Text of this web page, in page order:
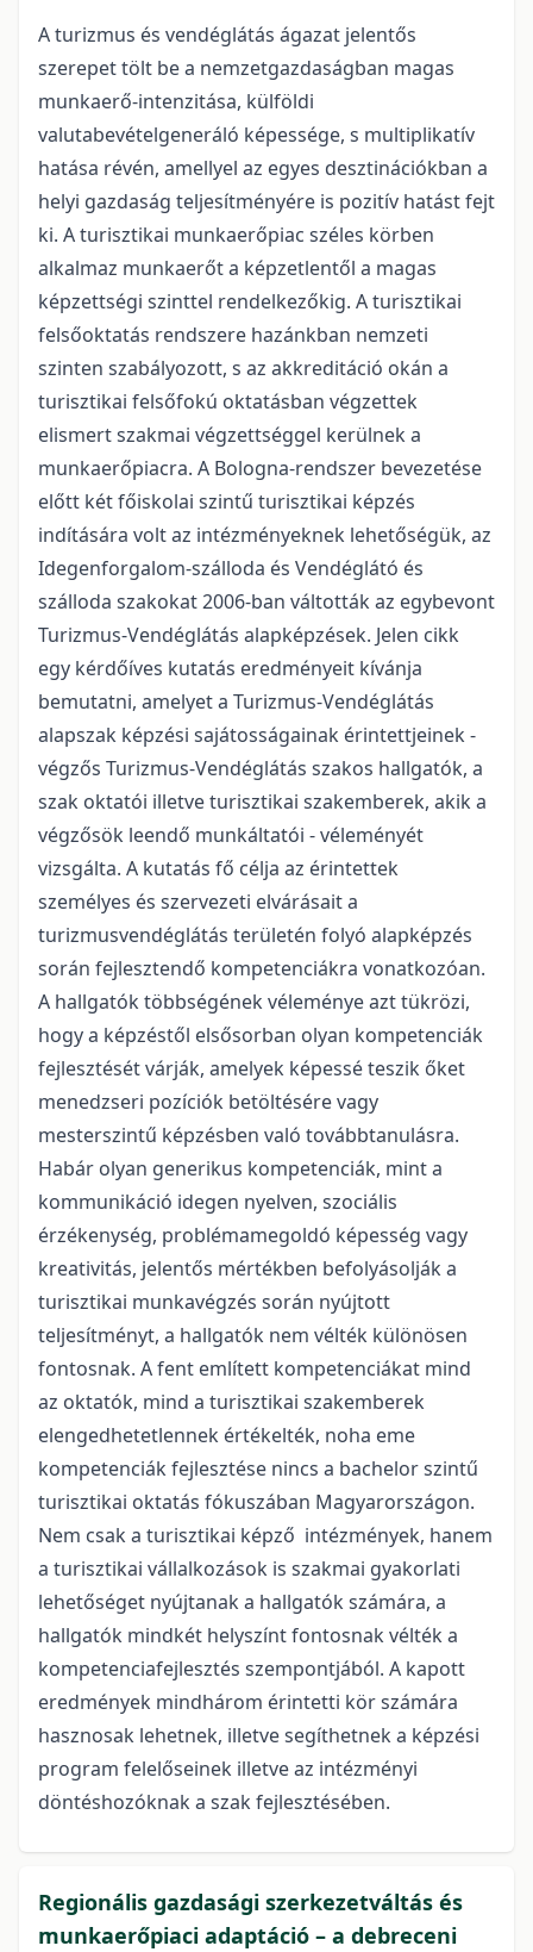
A turizmus és vendéglátás ágazat jelentős
szerepet tölt be a nemzetgazdaságban magas
munkaerő-intenzitása, külföldi
valutabevételgeneráló képessége, s multiplikatív
hatása révén, amellyel az egyes desztinációkban a
helyi gazdaság teljesítményére is pozitív hatást fejt
ki. A turisztikai munkaerőpiac széles körben
alkalmaz munkaerőt a képzetlentől a magas
képzettségi szinttel rendelkezőkig. A turisztikai
felsőoktatás rendszere hazánkban nemzeti
szinten szabályozott, s az akkreditáció okán a
turisztikai felsőfokú oktatásban végzettek
elismert szakmai végzettséggel kerülnek a
munkaerőpiacra. A Bologna-rendszer bevezetése
előtt két főiskolai szintű turisztikai képzés
indítására volt az intézményeknek lehetőségük, az
Idegenforgalom-szálloda és Vendéglátó és
szálloda szakokat 2006-ban váltották az egybevont
Turizmus-Vendéglátás alapképzések. Jelen cikk
egy kérdőíves kutatás eredményeit kívánja
bemutatni, amelyet a Turizmus-Vendéglátás
alapszak képzési sajátosságainak érintettjeinek -
végzős Turizmus-Vendéglátás szakos hallgatók, a
szak oktatói illetve turisztikai szakemberek, akik a
végzősök leendő munkáltatói - véleményét
vizsgálta. A kutatás fő célja az érintettek
személyes és szervezeti elvárásait a
turizmusvendéglátás területén folyó alapképzés
során fejlesztendő kompetenciákra vonatkozóan.
A hallgatók többségének véleménye azt tükrözi,
hogy a képzéstől elsősorban olyan kompetenciák
fejlesztését várják, amelyek képessé teszik őket
menedzseri pozíciók betöltésére vagy
mesterszintű képzésben való továbbtanulásra.
Habár olyan generikus kompetenciák, mint a
kommunikáció idegen nyelven, szociális
érzékenység, problémamegoldó képesség vagy
kreativitás, jelentős mértékben befolyásolják a
turisztikai munkavégzés során nyújtott
teljesítményt, a hallgatók nem vélték különösen
fontosnak. A fent említett kompetenciákat mind
az oktatók, mind a turisztikai szakemberek
elengedhetetlennek értékelték, noha eme
kompetenciák fejlesztése nincs a bachelor szintű
turisztikai oktatás fókuszában Magyarországon.
Nem csak a turisztikai képző intézmények, hanem
a turisztikai vállalkozások is szakmai gyakorlati
lehetőséget nyújtanak a hallgatók számára, a
hallgatók mindkét helyszínt fontosnak vélték a
kompetenciafejlesztés szempontjából. A kapott
eredmények mindhárom érintetti kör számára
hasznosak lehetnek, illetve segíthetnek a képzési
program felelőseinek illetve az intézményi
döntéshozóknak a szak fejlesztésében.
Regionális gazdasági szerkezetváltás és
munkaerőpiaci adaptáció – a debreceni